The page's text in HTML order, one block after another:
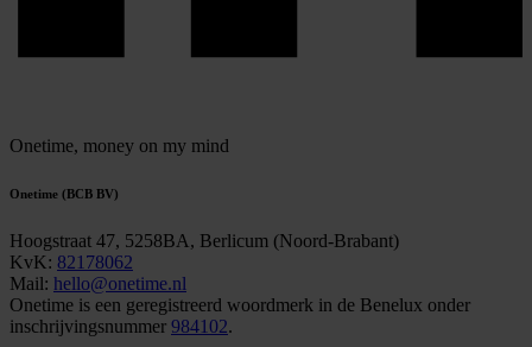
Onetime, money on my mind
Onetime (BCB BV)
Hoogstraat 47, 5258BA, Berlicum (Noord-Brabant)
KvK: 82178062
Mail: hello@onetime.nl
Onetime is een geregistreerd woordmerk in de Benelux onder
inschrijvingsnummer 984102.